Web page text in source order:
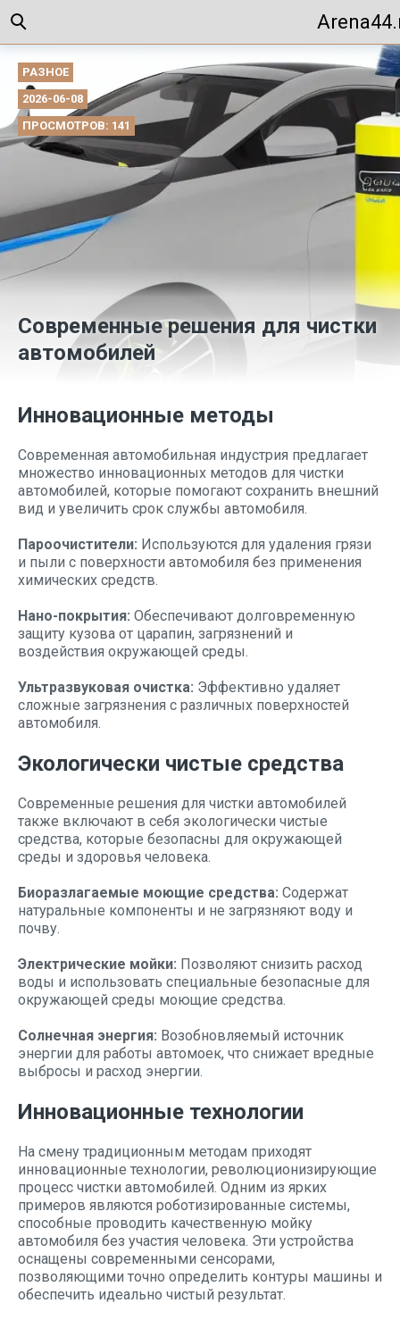
РАЗНОЕ
2026-06-08
ПРОСМОТРОВ: 141
Современные решения для чистки
автомобилей
Инновационные методы
Современная автомобильная индустрия предлагает
множество инновационных методов для чистки
автомобилей, которые помогают сохранить внешний
вид и увеличить срок службы автомобиля.
Пароочистители: Используются для удаления грязи
и пыли с поверхности автомобиля без применения
химических средств.
Нано-покрытия: Обеспечивают долговременную
защиту кузова от царапин, загрязнений и
воздействия окружающей среды.
Ультразвуковая очистка: Эффективно удаляет
сложные загрязнения с различных поверхностей
автомобиля.
Экологически чистые средства
Современные решения для чистки автомобилей
также включают в себя экологически чистые
средства, которые безопасны для окружающей
среды и здоровья человека.
Биоразлагаемые моющие средства: Содержат
натуральные компоненты и не загрязняют воду и
почву.
Электрические мойки: Позволяют снизить расход
воды и использовать специальные безопасные для
окружающей среды моющие средства.
Солнечная энергия: Возобновляемый источник
энергии для работы автомоек, что снижает вредные
выбросы и расход энергии.
Инновационные технологии
На смену традиционным методам приходят
инновационные технологии, революционизирующие
процесс чистки автомобилей. Одним из ярких
примеров являются роботизированные системы,
способные проводить качественную мойку
автомобиля без участия человека. Эти устройства
оснащены современными сенсорами,
позволяющими точно определить контуры машины и
обеспечить идеально чистый результат.